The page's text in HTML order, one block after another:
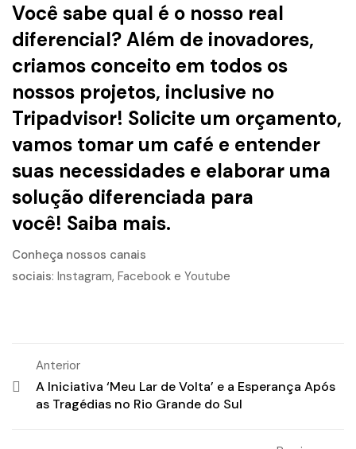
Você sabe qual é o nosso real
diferencial? Além de inovadores,
criamos conceito em todos os
nossos projetos, inclusive no
Tripadvisor! Solicite um orçamento,
vamos tomar um café e entender
suas necessidades e elaborar uma
solução diferenciada para
você! Saiba mais.
Conheça nossos canais
sociais: Instagram, Facebook e Youtube
Anterior
A Iniciativa ‘Meu Lar de Volta’ e a Esperança Após
as Tragédias no Rio Grande do Sul